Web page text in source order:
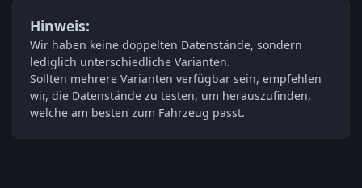
Hinweis:
Wir haben keine doppelten Datenstände, sondern
lediglich unterschiedliche Varianten.
Sollten mehrere Varianten verfügbar sein, empfehlen
wir, die Datenstände zu testen, um herauszufinden,
welche am besten zum Fahrzeug passt.